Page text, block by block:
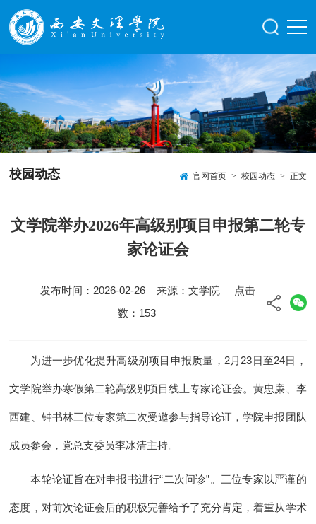
校园动态 官网首页 > 校园动态 > 正文
文学院举办2026年高级别项目申报第二轮专
家论证会
发布时间：2026-02-26 来源：文学院 点击
数： 153
为进一步优化提升高级别项目申报质量，2月23日至24日，
文学院举办寒假第二轮高级别项目线上专家论证会。黄忠廉、李
西建、钟书林三位专家第二次受邀参与指导论证，学院申报团队
成员参会，党总支委员李冰清主持。
本轮论证旨在对申报书进行“二次问诊”。三位专家以严谨的
态度，对前次论证会后的积极完善给予了充分肯定，着重从学术